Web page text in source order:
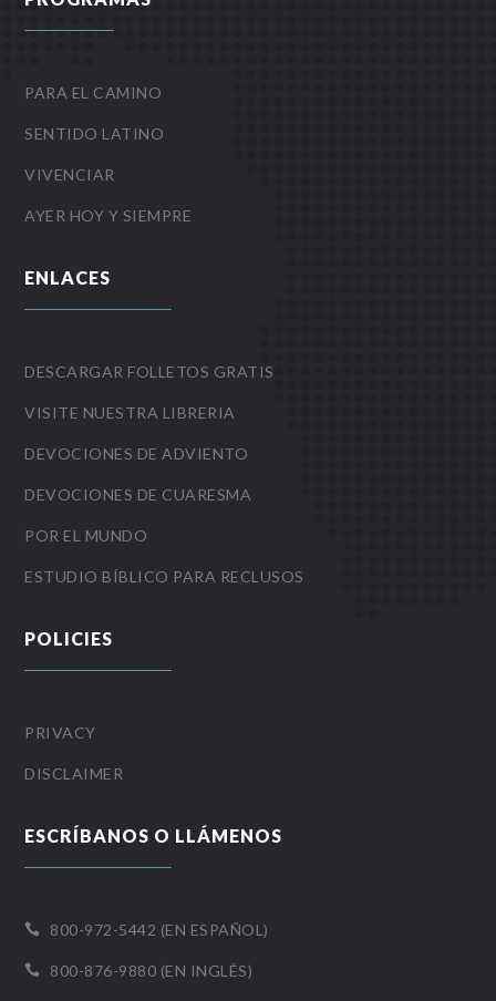
PARA EL CAMINO
SENTIDO LATINO
VIVENCIAR
AYER HOY Y SIEMPRE
ENLACES
DESCARGAR FOLLETOS GRATIS
VISITE NUESTRA LIBRERIA
DEVOCIONES DE ADVIENTO
DEVOCIONES DE CUARESMA
POR EL MUNDO
ESTUDIO BÍBLICO PARA RECLUSOS
POLICIES
PRIVACY
DISCLAIMER
ESCRÍBANOS O LLÁMENOS
 800-972-5442 (EN ESPAÑOL)
 800-876-9880 (EN INGLÉS)